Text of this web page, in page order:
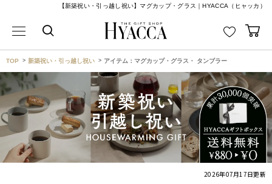
【新築祝い・引っ越し祝い】マグカップ・グラス｜HYACCA（ヒャッカ）
TOP 新築祝い・引っ越し祝い アイテム：マグカップ・グラス・ タンブラー
2026年07月17日更新